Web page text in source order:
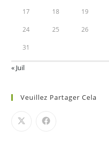
17 18 19
24 25 26
31
« Juil
Veuillez Partager Cela